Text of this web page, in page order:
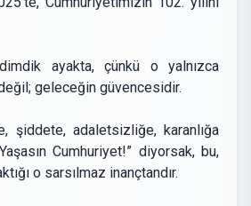
ayakta, çünkü o yalnızca
geleceğin güvencesidir.
şiddete, adaletsizliğe, karanlığa
Cumhuriyet!” diyorsak, bu,
o sarsılmaz inançtandır.